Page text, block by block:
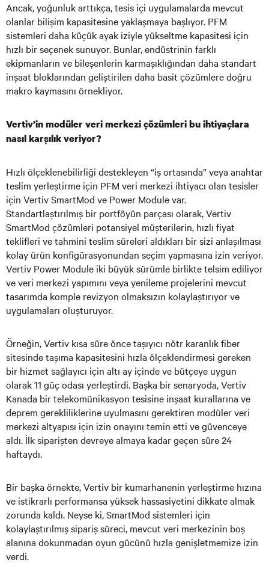
Ancak, yoğunluk arttıkça, tesis içi uygulamalarda mevcut
olanlar bilişim kapasitesine yaklaşmaya başlıyor. PFM
sistemleri daha küçük ayak iziyle yükseltme kapasitesi için
hızlı bir seçenek sunuyor. Bunlar, endüstrinin farklı
ekipmanların ve bileşenlerin karmaşıklığından daha standart
inşaat bloklarından geliştirilen daha basit çözümlere doğru
makro kaymasını örnekliyor.
Vertiv’in modüler veri merkezi çözümleri bu ihtiyaçlara
nasıl karşılık veriyor?
Hızlı ölçeklenebilirliği destekleyen “iş ortasında” veya anahtar
teslim yerleştirme için PFM veri merkezi ihtiyacı olan tesisler
için Vertiv SmartMod ve Power Module var.
Standartlaştırılmış bir portföyün parçası olarak, Vertiv
SmartMod çözümleri potansiyel müşterilerin, hızlı fiyat
teklifleri ve tahmini teslim süreleri aldıkları bir sizi anlaşılması
kolay ürün konfigürasyonundan seçim yapmasına izin veriyor.
Vertiv Power Module iki büyük sürümle birlikte telsim ediliyor
ve veri merkezi yapımını veya yenileme projelerini mevcut
tasarımda komple revizyon olmaksızın kolaylaştırıyor ve
uygulamaları oluşturuyor.
Örneğin, Vertiv kısa süre önce taşıyıcı nötr karanlık fiber
sitesinde taşıma kapasitesini hızla ölçeklendirmesi gereken
bir hizmet sağlayıcı için altı ay içinde ve bütçeye uygun
olarak 11 güç odası yerleştirdi. Başka bir senaryoda, Vertiv
Kanada bir telekomünikasyon tesisine inşaat kurallarına ve
deprem gerekliliklerine uyulmasını gerektiren modüler veri
merkezi altyapısı için izin onayını temin etti ve güvenceye
aldı. İlk siparişten devreye almaya kadar geçen süre 24
haftaydı.
Bir başka örnekte, Vertiv bir kumarhanenin yerleştirme hızına
ve istikrarlı performansa yüksek hassasiyetini dikkate almak
zorunda kaldı. Neyse ki, SmartMod sistemleri için
kolaylaştırılmış sipariş süreci, mevcut veri merkezinin boş
alanına dokunmadan oyun gücünü hızla genişletmemize izin
verdi.